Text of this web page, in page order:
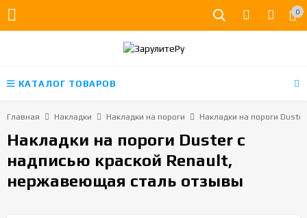
0
КАТАЛОГ ТОВАРОВ
Главная Накладки Накладки на пороги Накладки на пороги
Накладки на пороги Duster с
надписью краской Renault,
нержавеющая сталь отзывы